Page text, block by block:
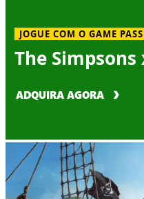
JOGUE COM O GAME PASS
The
ADQUIRA AGORA